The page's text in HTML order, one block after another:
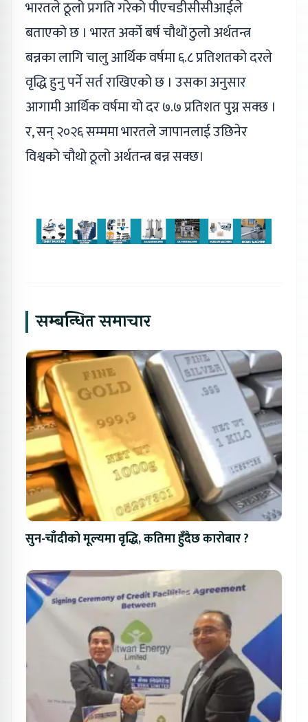
भारतले ठूलो प्रगति गरेको पीएचडीसीसीआईले
बताएको छ । भारत अर्को बर्ष चौथों ठुलो अर्थतन्त्र
बन्नका लागि चालु आर्थिक वर्षमा ६.८ प्रतिशतको दरले
वृद्धि हुनु पर्ने सर्त राखिएको छ । उसका अनुसार
आगामी आर्थिक वर्षमा यो दर ७.७ प्रतिशत पुग्न सक्छ ।
र, सन् २०२६ सम्ममा भारतले जापानलाई उछिनेर
विश्वको चौथो ठूलो अर्थतन्त्र बन्न सक्छ।
सम्बन्धित समाचार
सुन-चाँदीको मूल्यमा वृद्धि, कतिमा हुँदैछ कारोबार ?